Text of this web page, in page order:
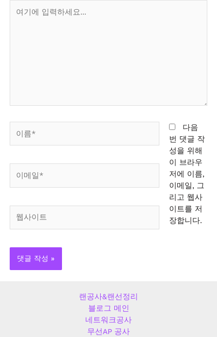
*
트
다음
번 댓글 작
성을 위해
이 브라우
저에 이름,
이메일, 그
리고 웹사
이트를 저
장합니다.
랜공사&랜선정리
블로그 메인
네트워크공사
무선AP 공사